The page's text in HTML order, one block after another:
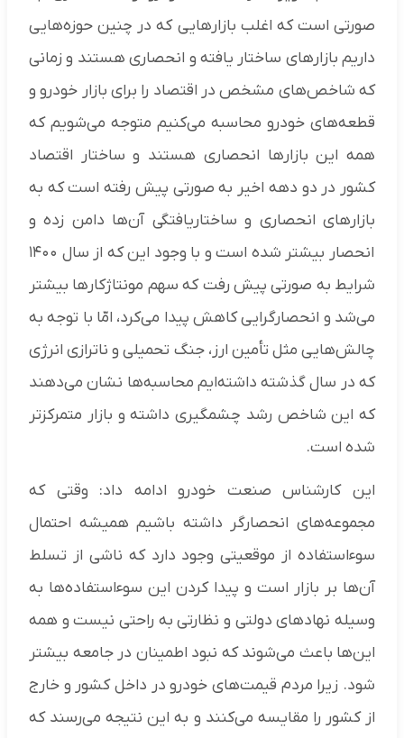
صورتی است که اغلب بازارهایی که در چنین حوزه‌هایی
داریم بازارهای ساختار یافته و انحصاری هستند و زمانی
که شاخص‌های مشخص در اقتصاد را برای بازار خودرو و
قطعه‌های خودرو محاسبه می‌کنیم متوجه می‌شویم که
همه این بازارها انحصاری هستند و ساختار اقتصاد
کشور در دو دهه اخیر به صورتی پیش رفته است که به
بازارهای انحصاری و ساختاریافتگی آن‌ها دامن زده و
انحصار بیشتر شده است و با وجود این که از سال ۱۴۰۰
شرایط به صورتی پیش رفت که سهم مونتاژکارها بیشتر
می‌شد و انحصارگرایی کاهش پیدا می‌کرد، امّا با توجه به
چالش‌هایی مثل تأمین ارز، جنگ تحمیلی و ناترازی انرژی
که در سال گذشته داشته‌ایم محاسبه‌ها نشان می‌دهند
که این شاخص رشد چشمگیری داشته و بازار متمرکزتر
شده است.
این کارشناس صنعت خودرو ادامه داد: وقتی که
مجموعه‌های انحصارگر داشته باشیم همیشه احتمال
سوءاستفاده از موقعیتی وجود دارد که ناشی از تسلط
آن‌ها بر بازار است و پیدا کردن این سوءاستفاده‌ها به
وسیله نهادهای دولتی و نظارتی به راحتی نیست و همه
این‌ها باعث می‌شوند که نبود اطمینان در جامعه بیشتر
شود. زیرا مردم قیمت‌های خودرو در داخل کشور و خارج
از کشور را مقایسه می‌کنند و به این نتیجه می‌رسند که